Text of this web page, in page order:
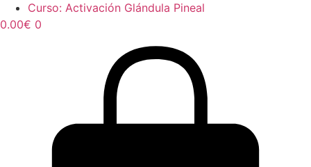
Curso: Activación Glándula Pineal
0.00€ 0